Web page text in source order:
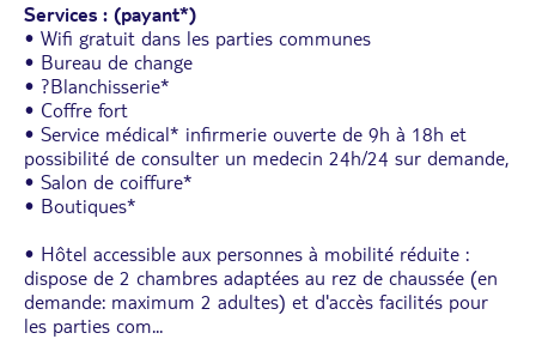
Services : (payant*)
• Wifi gratuit dans les parties communes
• Bureau de change
• ?Blanchisserie*
• Coffre fort
• Service médical* infirmerie ouverte de 9h à 18h et
possibilité de consulter un medecin 24h/24 sur demande,
• Salon de coiffure*
• Boutiques*
• Hôtel accessible aux personnes à mobilité réduite :
dispose de 2 chambres adaptées au rez de chaussée (en
demande: maximum 2 adultes) et d'accès facilités pour
les parties com...